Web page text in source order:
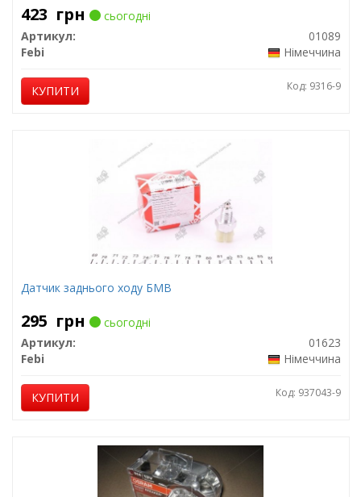
423 грн
сьогодні
Артикул:
01089
Febi
Німеччина
КУПИТИ Код: 9316-9
Датчик заднього ходу БМВ
295 грн
сьогодні
Артикул:
01623
Febi
Німеччина
КУПИТИ Код: 937043-9